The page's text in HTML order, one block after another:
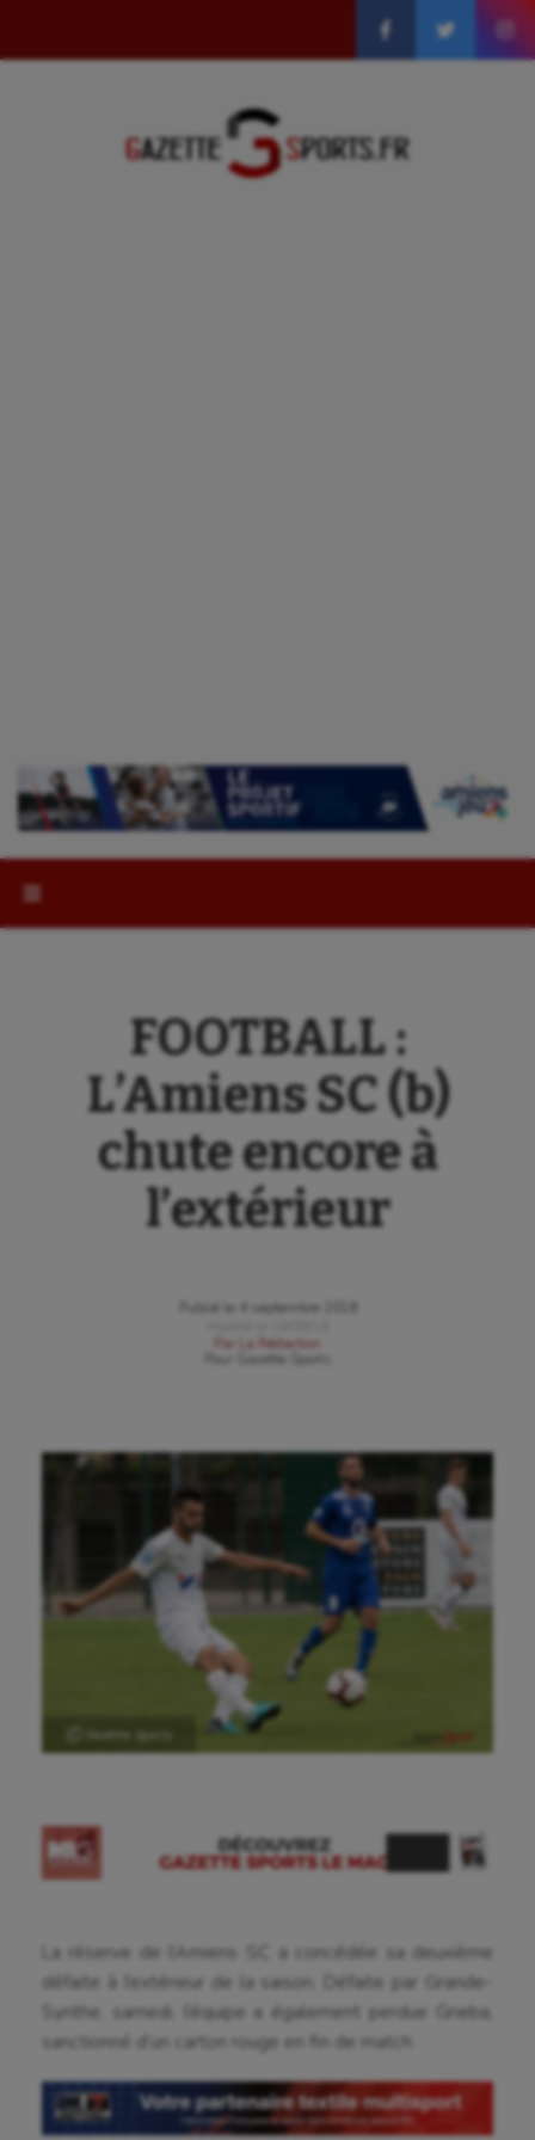
FOOTBALL :
L’Amiens SC (b)
chute encore à
l’extérieur
Publié le
4 septembre 2018
Par
La Rédaction
Gazette Sports
La réserve de l’Amiens SC a concédée sa deuxième
défaite à l’extérieur de la saison. Défaite par Grande-
Synthe, samedi, l’équipe a également perdue Gneba,
sanctionné d’un carton rouge en fin de match.